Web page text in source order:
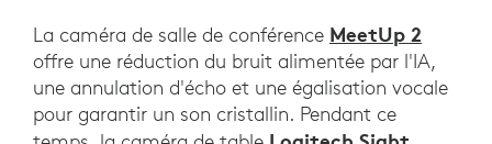
La caméra de salle de conférence MeetUp 2
offre une réduction du bruit alimentée par l'IA,
une annulation d'écho et une égalisation vocale
pour garantir un son cristallin. Pendant ce